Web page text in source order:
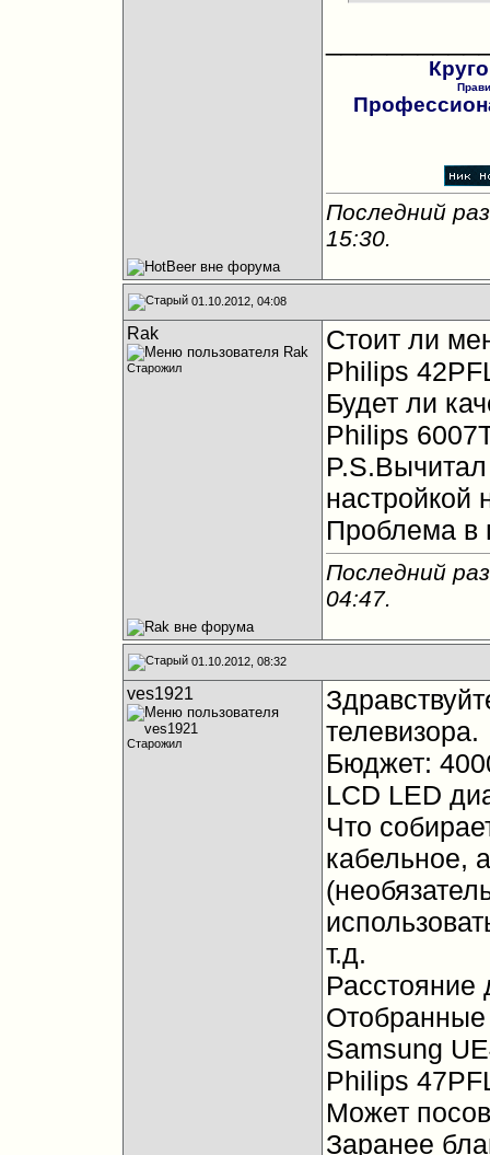
Последний
15:30.
01.10.2012, 04:08
Rak
Старожил
Стоит ли
Philips
Будет ли
Philips
настройкой
Проблема в
Последний
04:47.
01.10.2012, 08:32
ves1921
Старожил
телевизора.
Бюджет:
LCD LED
Что
кабельное,
т.д.
Расстояние
Samsung
Philips
Может
Заранее